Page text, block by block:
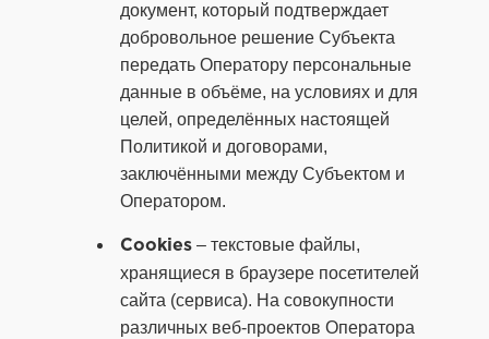
документ, который подтверждает
добровольное решение Субъекта
передать Оператору персональные
данные в объёме, на условиях и для
целей, определённых настоящей
Политикой и договорами,
заключёнными между Субъектом и
Оператором.
Cookies – текстовые файлы,
хранящиеся в браузере посетителей
сайта (сервиса). На совокупности
различных веб-проектов Оператора